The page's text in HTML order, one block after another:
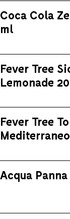
Coca Cola
ml
Fever Tree
Lemonade
Fever Tree
Acqua